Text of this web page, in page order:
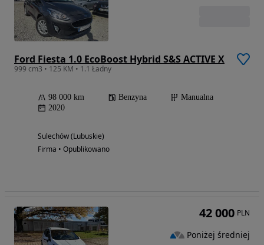
Ford Fiesta 1.0 EcoBoost Hybrid S&S ACTIVE X
999 cm3 • 125 KM • 1.1 Ładny
98 000 km Benzyna
Manualna
2020
Sulechów (Lubuskie)
Firma • Opublikowano
42 000 PLN
Poniżej średniej